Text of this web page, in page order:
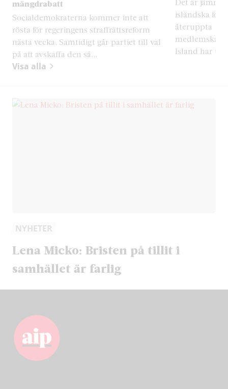
mängdrabatt
Socialdemokraterna kommer inte att
rösta för regeringens straffrättsreform
nästa vecka. Samtidigt går partiet till val
på att avskaffa den så...
isländska
återuppta
Island har
Visa alla
NYHETER
Lena Micko: Bristen på tillit i
samhället är farlig